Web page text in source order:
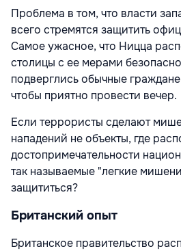
Проблема в том, что власти
всего стремятся защитить
Самое ужасное, что Ницца
столицы с ее мерами
подверглись обычные
чтобы приятно провести вечер.
Если террористы сделают
нападений не объекты, где
достопримечательности
так называемые "легкие
защититься?
Британский опыт
Британское правительство